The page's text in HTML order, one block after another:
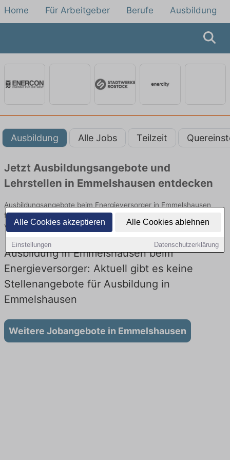
Alle Cookies akzeptieren Alle Cookies ablehnen
Einstellungen Datenschutzerklärung
Home Für Arbeitgeber Berufe Ausbildung
Ausbildung Alle Jobs Teilzeit
Jetzt Ausbildungsangebote und
Lehrstellen in Emmelshausen entdecken
Ausbildungsangebote beim Energieversorger in Emmelshausen
finden Sie von namhaften Firmen. Entdecken Sie freie Optionen
von Top-Arbeitgebern und bewerben Sie sich noch heute.
Ausbildung in Emmelshausen beim
Energieversorger: Aktuell gibt es keine
Stellenangebote für Ausbildung in
Emmelshausen
Weitere Jobangebote in Emmelshausen